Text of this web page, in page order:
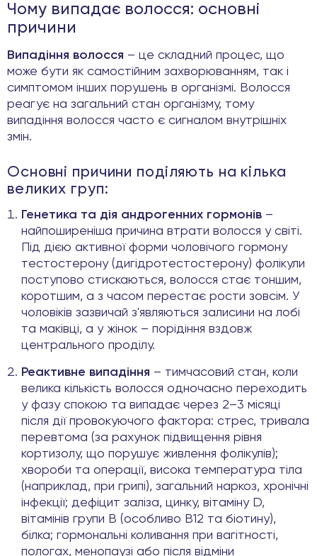
Чому випадає волосся: основні
причини
Випадіння волосся – це складний процес, що
може бути як самостійним захворюванням, так і
симптомом інших порушень в організмі. Волосся
реагує на загальний стан організму, тому
випадіння волосся часто є сигналом внутрішніх
змін.
Основні причини поділяють на кілька
великих груп:
Генетика та дія андрогенних гормонів –
найпоширеніша причина втрати волосся у світі.
Під дією активної форми чоловічого гормону
тестостерону (дигідротестостерону) фолікули
поступово стискаються, волосся стає тоншим,
коротшим, а з часом перестає рости зовсім. У
чоловіків зазвичай з'являються залисини на лобі
та маківці, а у жінок – порідіння вздовж
центрального проділу.
Реактивне випадіння – тимчасовий стан, коли
велика кількість волосся одночасно переходить
у фазу спокою та випадає через 2–3 місяці
після дії провокуючого фактора: стрес, тривала
перевтома (за рахунок підвищення рівня
кортизолу, що порушує живлення фолікулів);
хвороби та операції, висока температура тіла
(наприклад, при грипі), загальний наркоз, хронічні
інфекції; дефіцит заліза, цинку, вітаміну D,
вітамінів групи B (особливо B12 та біотину),
білка; гормональні коливання при вагітності,
пологах, менопаузі або після відміни